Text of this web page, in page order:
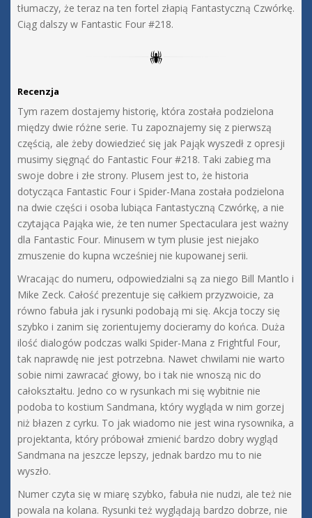
tłumaczy, że teraz na ten fortel złapią Fantastyczną Czwórkę.
Ciąg dalszy w Fantastic Four #218.
Recenzja
Tym razem dostajemy historię, która została podzielona
między dwie różne serie. Tu zapoznajemy się z pierwszą
częścią, ale żeby dowiedzieć się jak Pająk wyszedł z opresji
musimy sięgnąć do Fantastic Four #218. Taki zabieg ma
swoje dobre i złe strony. Plusem jest to, że historia
dotycząca Fantastic Four i Spider-Mana została podzielona
na dwie części i osoba lubiąca Fantastyczną Czwórkę, a nie
czytająca Pająka wie, że ten numer Spectaculara jest ważny
dla Fantastic Four. Minusem w tym plusie jest niejako
zmuszenie do kupna wcześniej nie kupowanej serii.
Wracając do numeru, odpowiedzialni są za niego Bill Mantlo i
Mike Zeck. Całość prezentuje się całkiem przyzwoicie, za
równo fabuła jak i rysunki podobają mi się. Akcja toczy się
szybko i zanim się zorientujemy docieramy do końca. Duża
ilość dialogów podczas walki Spider-Mana z Frightful Four,
tak naprawdę nie jest potrzebna. Nawet chwilami nie warto
sobie nimi zawracać głowy, bo i tak nie wnoszą nic do
całokształtu. Jedno co w rysunkach mi się wybitnie nie
podoba to kostium Sandmana, który wygląda w nim gorzej
niż błazen z cyrku. To jak wiadomo nie jest wina rysownika, a
projektanta, który próbował zmienić bardzo dobry wygląd
Sandmana na jeszcze lepszy, jednak bardzo mu to nie
wyszło.
Numer czyta się w miarę szybko, fabuła nie nudzi, ale też nie
powala na kolana. Rysunki też wyglądają bardzo dobrze, nie